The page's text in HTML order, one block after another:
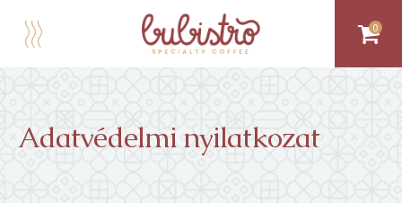
0
Adatvédelmi nyilatkozat